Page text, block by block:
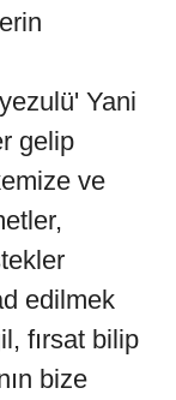
Yani
gelip
ve
edilmek
fırsat bilip
bize